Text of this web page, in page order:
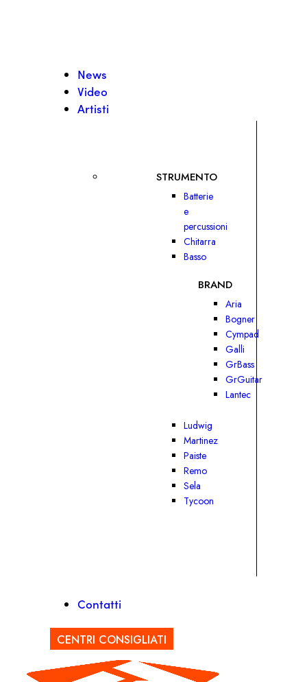
News
Video
Artisti
STRUMENTO
Batterie
e
percussioni
Chitarra
Basso
BRAND
Aria
Bogner
Cympad
Galli
GrBass
GrGuitar
Lantec
Ludwig
Martinez
Paiste
Remo
Sela
Tycoon
Contatti
CENTRI CONSIGLIATI